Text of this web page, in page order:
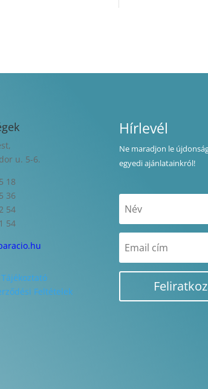
u. 5-6.
18
36
54
54
Feltételek
Hírlevél
Ne maradjon le
egyedi ajánlatainkról!